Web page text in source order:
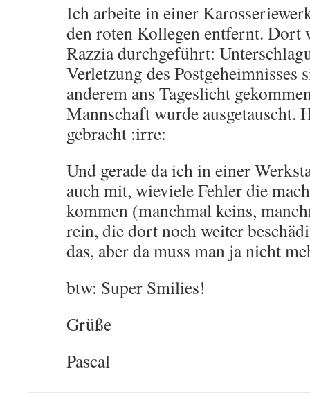
Ich arbeite in einer
den roten Kollegen entfernt. Dort
Razzia durchgeführt:
Verletzung des Postgeheimnisses
anderem ans Tageslicht
Mannschaft wurde ausgetauscht.
gebracht :irre:
Und gerade da ich in einer
auch mit, wieviele Fehler die
kommen (manchmal keins,
rein, die dort noch weiter
das, aber da muss man ja nicht
btw: Super Smilies!
Grüße
Pascal